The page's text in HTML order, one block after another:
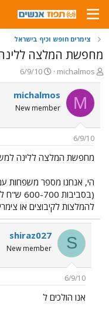
צימרים חופש וכיף בישראל
מחפשת המלצה
פ
ו
ת
ח
ה
ו
ש
א
michalmos
פ
ו
ר
ם
ר
6/9/10
M
michalmos
New member
6/9/10
מחפשת המלצה ללינה
הי, אנחנו מספר משפחות
להמלצות לקיבוצים או
S
shiraz027
New member
6/9/10
אנו הולכים ל